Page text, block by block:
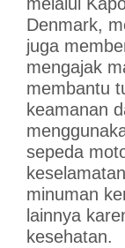
Denmark,
juga
mengajak
membantu
keamanan
sepeda
minuman
lainnya
kesehatan.